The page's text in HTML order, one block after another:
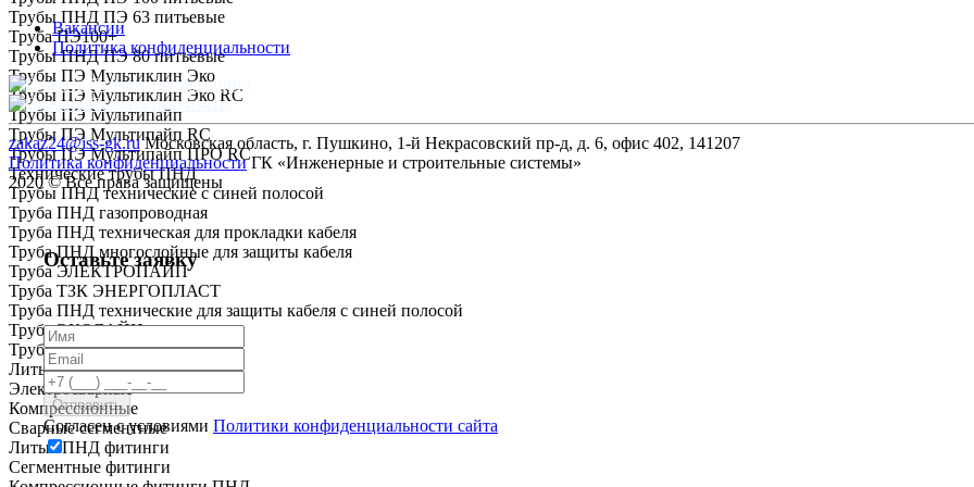
Трубы ПНД ПЭ 63 питьевые
Труба ПЭ100+
Трубы ПНД ПЭ 80 питьевые
Трубы ПЭ Мультиклин Эко
Трубы ПЭ Мультиклин Эко RC
Трубы ПЭ Мультипайп
Трубы ПЭ Мультипайп RC
Трубы ПЭ Мультипайп ПРО RC
Технические трубы ПНД
Трубы ПНД технические с синей полосой
Труба ПНД газопроводная
Труба ПНД техническая для прокладки кабеля
Труба ПНД многослойные для защиты кабеля
Труба ЭЛЕКТРОПАЙП
Труба ТЗК ЭНЕРГОПЛАСТ
Труба ПНД технические для защиты кабеля с синей полосой
Труба ЭКОЛАЙН
Труба ГОСТ Р МЭК
Литые
Электросварные
Компрессионные
Сварные сегментные
Литые ПНД фитинги
Сегментные фитинги
Вакансии
Политика конфиденциальности
Скачать презентацию
Скачать реквизиты
zakaz24@iss-gk.ru Московская область, г. Пушкино, 1-й Некрасовский пр-д, д. 6, офис 402, 141207
Политика конфиденциальностиГК «Инженерные и строительные системы»
2020 © Все права защищены
Оставьте заявку
Согласен с условиями Политики конфиденциальности сайта